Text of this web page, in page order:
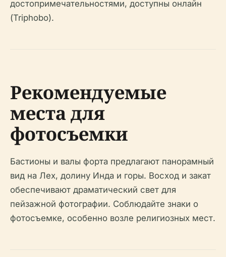
достопримечательностями, доступны онлайн
(Triphobo).
Рекомендуемые
места для
фотосъемки
Бастионы и валы форта предлагают панорамный
вид на Лех, долину Инда и горы. Восход и закат
обеспечивают драматический свет для
пейзажной фотографии. Соблюдайте знаки о
фотосъемке, особенно возле религиозных мест.